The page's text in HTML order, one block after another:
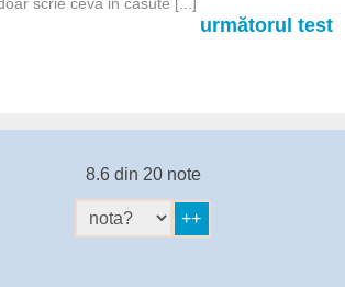
următorul test
8.6 din 20 note